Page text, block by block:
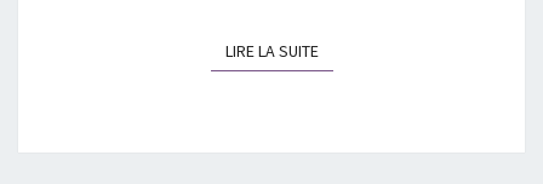
LIRE LA SUITELIRE LA SUITE